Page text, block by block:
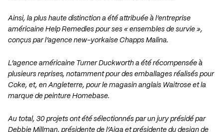
Ainsi, la plus haute distinction a été attribuée à l’entreprise
américaine Help Remedies pour ses « ensembles de survie »,
conçus par l’agence new-yorkaise Chapps Malina.
L’agence américaine Turner Duckworth a été récompensée à
plusieurs reprises, notamment pour des emballages réalisés pour
Coke, et, en Angleterre, pour le magasin anglais Waitrose et la
marque de peinture Homebase.
Au total, 30 projets ont été sélectionnés par un jury présidé par
Debbie Millman, présidente de l’Aiga et présidente du design de